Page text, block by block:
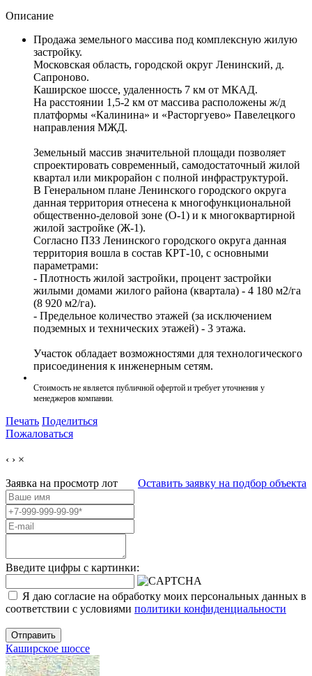
Описание
Продажа земельного массива под комплексную жилую
застройку.
Московская область, городской округ Ленинский, д.
Сапроново.
Каширское шоссе, удаленность 7 км от МКАД.
На расстоянии 1,5-2 км от массива расположены ж/д
платформы «Калинина» и «Расторгуево» Павелецкого
направления МЖД.
Земельный массив значительной площади позволяет
спроектировать современный, самодостаточный жилой
квартал или микрорайон с полной инфраструктурой.
В Генеральном плане Ленинского городского округа
данная территория отнесена к многофункциональной
общественно-деловой зоне (О-1) и к многоквартирной
жилой застройке (Ж-1).
Согласно ПЗЗ Ленинского городского округа данная
территория вошла в состав КРТ-10, с основными
параметрами:
- Плотность жилой застройки, процент застройки
жилыми домами жилого района (квартала) - 4 180 м2/га
(8 920 м2/га).
- Предельное количество этажей (за исключением
подземных и технических этажей) - 3 этажа.
Участок обладает возможностями для технологического
присоединения к инженерным сетям.
Стоимость не является публичной офертой и требует уточнения у
менеджеров компании.
Печать Поделиться
Пожаловаться
‹ › ×
Оставить заявку на подбор объекта
Заявка на просмотр лот
Введите цифры с картинки:
Я даю согласие на обработку моих персональных данных в
соответствии с условиями политики конфиденциальности
Отправить
Каширское шоссе